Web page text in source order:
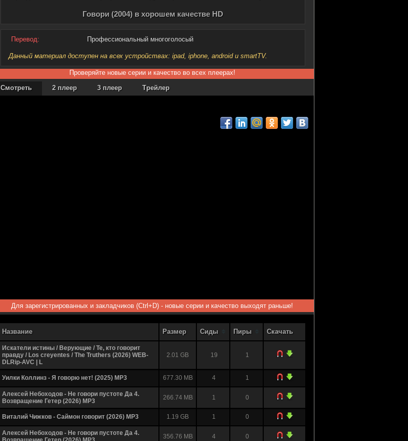
Говори (2004) в хорошем качестве HD
Перевод: Профессиональный многоголосый
Данный материал доступен на всех устройствах: ipad, iphone, android и smartTV.
Проверяйте новые серии и качество во всех плеерах!
Смотреть
2 плеер 3 плеер Трейлер
Для зарегистрированных и закладчиков (Ctrl+D) - новые серии и качество выходят раньше!
Название Размер Сиды Пиры Скачать
Искатели истины / Верующие / Те, кто говорит
правду / Los creyentes / The Truthers (2026) WEB-
DLRip-AVC | L
2.01 GB 19 1
Уилки Коллинз - Я говорю нет! (2025) MP3 677.30 MB 4 1
Алексей Небоходов - Не говори пустоте Да 4.
Возвращение Гетер (2026) MP3
266.74 MB 1 0
Виталий Чижков - Саймон говорит (2026) МР3 1.19 GB 1 0
Алексей Небоходов - Не говори пустоте Да 4.
356.76 MB 4 0